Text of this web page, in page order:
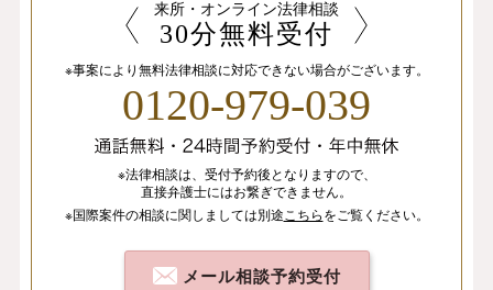
来所・オンライン法律相談
30分無料受付
※事案により無料法律相談に対応できない場合がございます。
0120-979-039
※法律相談は、 受付予約後となりますので、
直接弁護士にはお繋ぎできません。
※国際案件の相談に関しましては別途 こちらをご覧ください。
メール相談予約受付